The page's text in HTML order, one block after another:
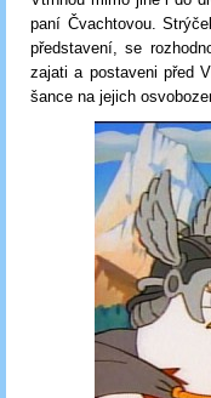
paní Čvachtovou.
představení, se
zajati a postaveni před
šance na jejich